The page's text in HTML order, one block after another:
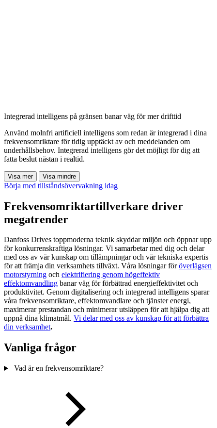
Integrerad intelligens på gränsen banar väg för mer drifttid
Använd molnfri artificiell intelligens som redan är integrerad i dina
frekvensomriktare för tidig upptäckt av och meddelanden om
underhållsbehov. Integrerad intelligens gör det möjligt för dig att
fatta beslut nästan i realtid.
Visa mer Visa mindre
Börja med tillståndsövervakning idag
Frekvensomriktartillverkare driver
megatrender
Danfoss Drives toppmoderna teknik skyddar miljön och öppnar upp
för konkurrenskraftiga lösningar. Vi samarbetar med dig och delar
med oss av vår kunskap om tillämpningar och vår tekniska expertis
för att främja din verksamhets tillväxt. Våra lösningar föröverlägsen
motorstyrning och elektrifiering genom högeffektiv
effektomvandling banar väg för förbättrad energieffektivitet och
produktivitet. Genom digitalisering och integrerad intelligens sparar
våra frekvensomriktare, effektomvandlare och tjänster energi,
maximerar prestandan och minimerar utsläppen för att hjälpa dig att
uppnå dina klimatmål. Vi delar med oss av kunskap för att förbättra
din verksamhet.
Vanliga frågor
Vad är en frekvensomriktare?